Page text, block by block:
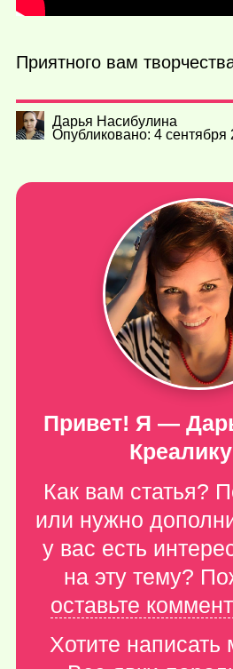
Приятного вам
Дарья Насибулина
Опубликовано: 4 сентября
Привет! Я —
Как вам статья?
или нужно
у вас есть
на эту тему?
оставьте
Хотите написать